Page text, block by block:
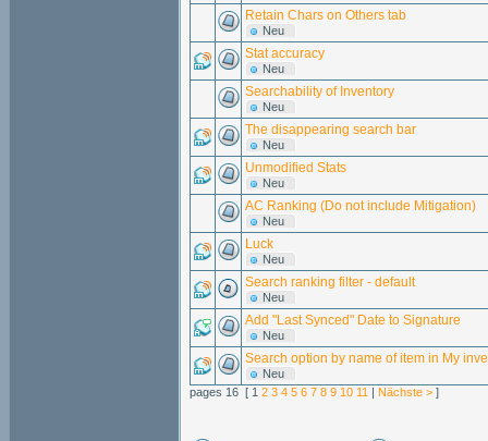
Retain Chars on Others tab
Neu
Stat accuracy
Neu
Searchability of Inventory
Neu
The disappearing search bar
Neu
Unmodified Stats
Neu
AC Ranking (Do not include Mitigation)
Neu
Luck
Neu
Search ranking filter - default
Neu
Add "Last Synced" Date to Signature
Neu
Search option by name of item in My
Neu
pages 16 [ 1 2 3 4 5 6 7 8 9 10 11 | Nächste > ]